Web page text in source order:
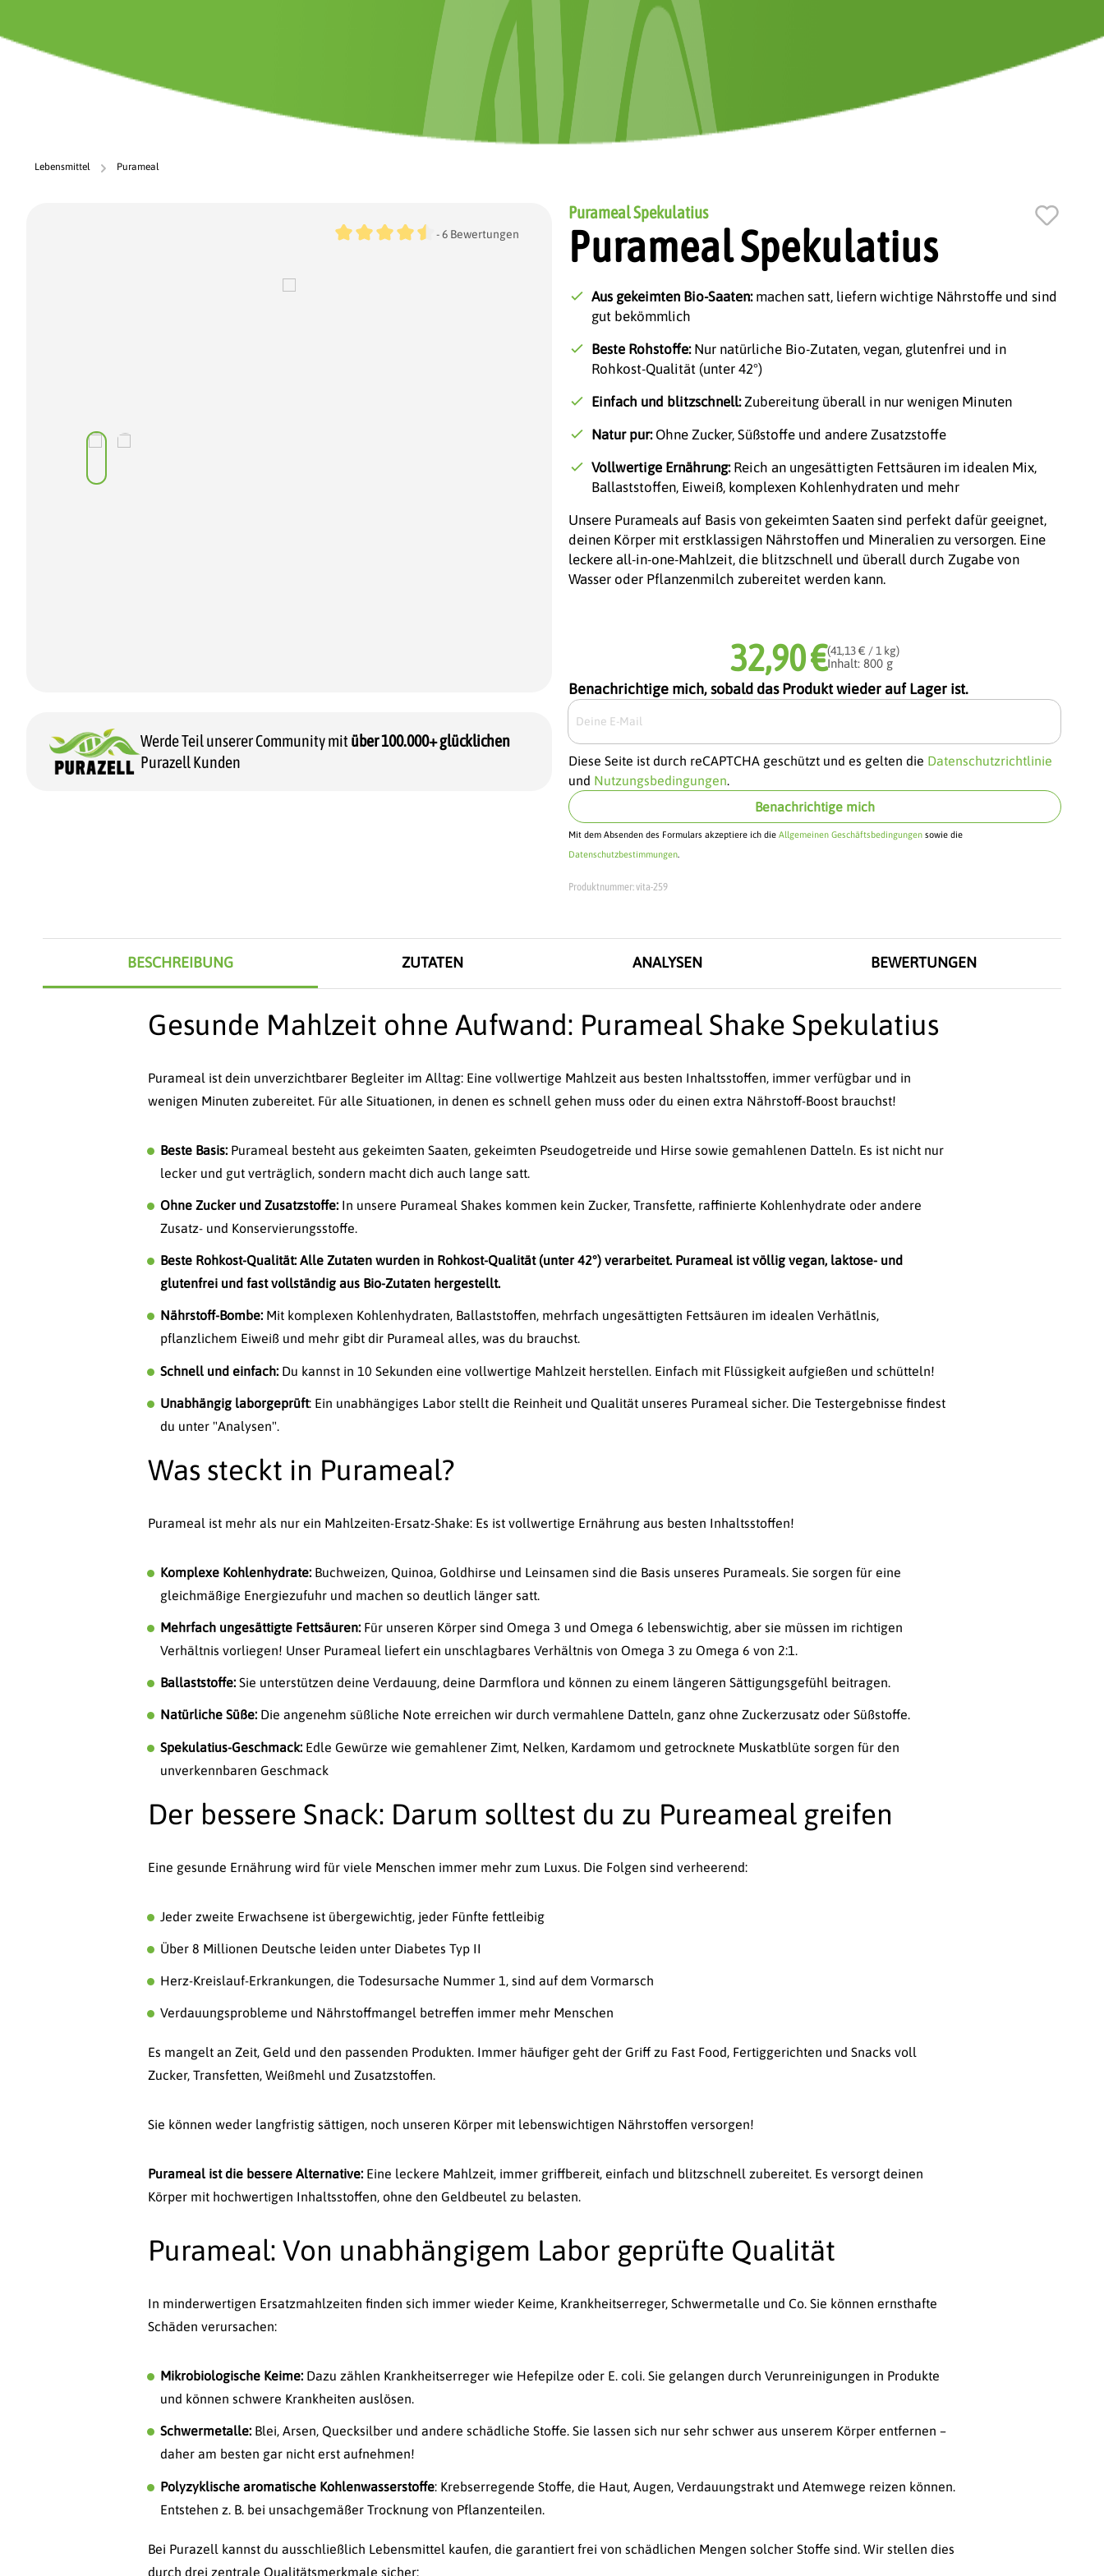
Lebensmittel Purameal
Durchschnittliche Bewertung von 4.5 von 5 Sternen
- 6 Bewertungen
Werde Teil unserer Community mit über 100.000+ glücklichen
Purazell Kunden
Purameal Spekulatius
Purameal Spekulatius
Aus gekeimten Bio-Saaten:machen satt, liefern wichtige Nährstoffe und sind
gut bekömmlich
Beste Rohstoffe:Nur natürliche Bio-Zutaten, vegan, glutenfrei und in
Rohkost-Qualität (unter 42°)
Einfach und blitzschnell:Zubereitung überall in nur wenigen Minuten
Natur pur: Ohne Zucker, Süßstoffe und andere Zusatzstoffe
Vollwertige Ernährung:Reich an ungesättigten Fettsäuren im idealen Mix,
Ballaststoffen, Eiweiß, komplexen Kohlenhydraten und mehr
Unsere Purameals auf Basis von gekeimten Saaten sind perfekt dafür geeignet,
deinen Körper mit erstklassigen Nährstoffen und Mineralien zu versorgen. Eine
leckere all-in-one-Mahlzeit, die blitzschnell und überall durch Zugabe von
Wasser oder Pflanzenmilch zubereitet werden kann.
32,90 €(41,13 € / 1 kg)
Inhalt: 800 g
Benachrichtige mich, sobald das Produkt wieder auf Lager ist.
Diese Seite ist durch reCAPTCHA geschützt und es gelten die Datenschutzrichtlinie
und Nutzungsbedingungen
Benachrichtige mich
Mit dem Absenden des Formulars akzeptiere ich die Allgemeinen Geschäftsbedingungen sowie die
Datenschutzbestimmungen
Produktnummer:vita-259
BESCHREIBUNG ZUTATEN ANALYSEN BEWERTUNGEN
Gesunde Mahlzeit ohne Aufwand: Purameal Shake Spekulatius
Purameal ist dein unverzichtbarer Begleiter im Alltag: Eine vollwertige Mahlzeit aus besten Inhaltsstoffen, immer verfügbar und in
wenigen Minuten zubereitet. Für alle Situationen, in denen es schnell gehen muss oder du einen extra Nährstoff-Boost brauchst!
Beste Basis: Purameal besteht aus gekeimten Saaten, gekeimten Pseudogetreide und Hirse sowie gemahlenen Datteln. Es ist nicht nur
lecker und gut verträglich, sondern macht dich auch lange satt.
Ohne Zucker und Zusatzstoffe: In unsere Purameal Shakes kommen kein Zucker, Transfette, raffinierte Kohlenhydrate oder andere
Zusatz- und Konservierungsstoffe.
Beste Rohkost-Qualität: Alle Zutaten wurden in Rohkost-Qualität (unter 42°) verarbeitet. Purameal ist völlig vegan, laktose- und
glutenfrei und fast vollständig aus Bio-Zutaten hergestellt.
Nährstoff-Bombe: Mit komplexen Kohlenhydraten, Ballaststoffen, mehrfach ungesättigten Fettsäuren im idealen Verhätlnis,
pflanzlichem Eiweiß und mehr gibt dir Purameal alles, was du brauchst.
Schnell und einfach: Du kannst in 10 Sekunden eine vollwertige Mahlzeit herstellen. Einfach mit Flüssigkeit aufgießen und schütteln!
Unabhängig laborgeprüft: Ein unabhängiges Labor stellt die Reinheit und Qualität unseres Purameal sicher. Die Testergebnisse findest
du unter "Analysen".
Was steckt in Purameal?
Purameal ist mehr als nur ein Mahlzeiten-Ersatz-Shake: Es ist vollwertige Ernährung aus besten Inhaltsstoffen!
Komplexe Kohlenhydrate: Buchweizen, Quinoa, Goldhirse und Leinsamen sind die Basis unseres Purameals. Sie sorgen für eine
gleichmäßige Energiezufuhr und machen so deutlich länger satt.
Mehrfach ungesättigte Fettsäuren: Für unseren Körper sind Omega 3 und Omega 6 lebenswichtig, aber sie müssen im richtigen
Verhältnis vorliegen! Unser Purameal liefert ein unschlagbares Verhältnis von Omega 3 zu Omega 6 von 2:1.
Ballaststoffe: Sie unterstützen deine Verdauung, deine Darmflora und können zu einem längeren Sättigungsgefühl beitragen.
Natürliche Süße: Die angenehm süßliche Note erreichen wir durch vermahlene Datteln, ganz ohne Zuckerzusatz oder Süßstoffe.
Spekulatius-Geschmack: Edle Gewürze wie gemahlener Zimt, Nelken, Kardamom und getrocknete Muskatblüte sorgen für den
unverkennbaren Geschmack
Der bessere Snack: Darum solltest du zu Pureameal greifen
Eine gesunde Ernährung wird für viele Menschen immer mehr zum Luxus. Die Folgen sind verheerend:
Jeder zweite Erwachsene ist übergewichtig, jeder Fünfte fettleibig
Über 8 Millionen Deutsche leiden unter Diabetes Typ II
Herz-Kreislauf-Erkrankungen, die Todesursache Nummer 1, sind auf dem Vormarsch
Verdauungsprobleme und Nährstoffmangel betreffen immer mehr Menschen
Es mangelt an Zeit, Geld und den passenden Produkten. Immer häufiger geht der Griff zu Fast Food, Fertiggerichten und Snacks voll
Zucker, Transfetten, Weißmehl und Zusatzstoffen.
Sie können weder langfristig sättigen, noch unseren Körper mit lebenswichtigen Nährstoffen versorgen!
Purameal ist die bessere Alternative: Eine leckere Mahlzeit, immer griffbereit, einfach und blitzschnell zubereitet. Es versorgt deinen
Körper mit hochwertigen Inhaltsstoffen, ohne den Geldbeutel zu belasten.
Purameal: Von unabhängigem Labor geprüfte Qualität
In minderwertigen Ersatzmahlzeiten finden sich immer wieder Keime, Krankheitserreger, Schwermetalle und Co. Sie können ernsthafte
Schäden verursachen:
Mikrobiologische Keime: Dazu zählen Krankheitserreger wie Hefepilze oder E. coli. Sie gelangen durch Verunreinigungen in Produkte
und können schwere Krankheiten auslösen.
Schwermetalle: Blei, Arsen, Quecksilber und andere schädliche Stoffe. Sie lassen sich nur sehr schwer aus unserem Körper entfernen –
daher am besten gar nicht erst aufnehmen!
Polyzyklische aromatische Kohlenwasserstoffe: Krebserregende Stoffe, die Haut, Augen, Verdauungstrakt und Atemwege reizen können.
Entstehen z. B. bei unsachgemäßer Trocknung von Pflanzenteilen.
Bei Purazell kannst du ausschließlich Lebensmittel kaufen, die garantiert frei von schädlichen Mengen solcher Stoffe sind. Wir stellen dies
durch drei zentrale Qualitätsmerkmale sicher: